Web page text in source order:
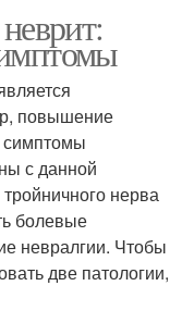
повышение
симптомы
с данной
нерва
болевые
невралгии. Чтобы
две патологии,